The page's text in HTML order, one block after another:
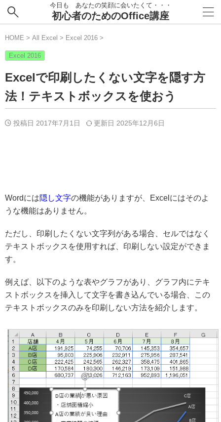
今日も あなたの笑顔に会いたくて・・・
初心者のためのOffice講座
HOME > All Excel > Excel 2016 >
Excel 2016
Excelで印刷したくない文字を隠す方
法！テキストボックスを使おう
投稿日 2017年7月1日 更新日 2025年12月6日
Wordには隠し文字の機能がありますが、Excelにはそのよ
うな機能はありません。
ただし、印刷したくない文字列がある場合、セルではなく
テキストボックスを使用すれば、印刷しない設定ができま
す。
例えば、以下のような表やグラフがあり、グラフ内にテキ
ストボックスを挿入して文字を書き込んでいる場合、この
テキストボックスのみを印刷しない方法を紹介します。